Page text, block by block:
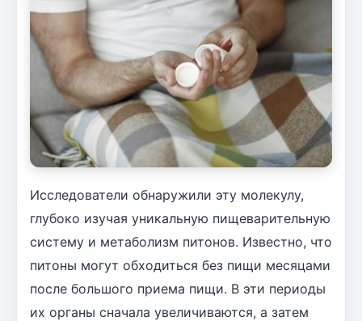
Исследователи обнаружили эту молекулу,
глубоко изучая уникальную пищеварительную
систему и метаболизм питонов. Известно, что
питоны могут обходиться без пищи месяцами
после большого приема пищи. В эти периоды
их органы сначала увеличиваются, а затем